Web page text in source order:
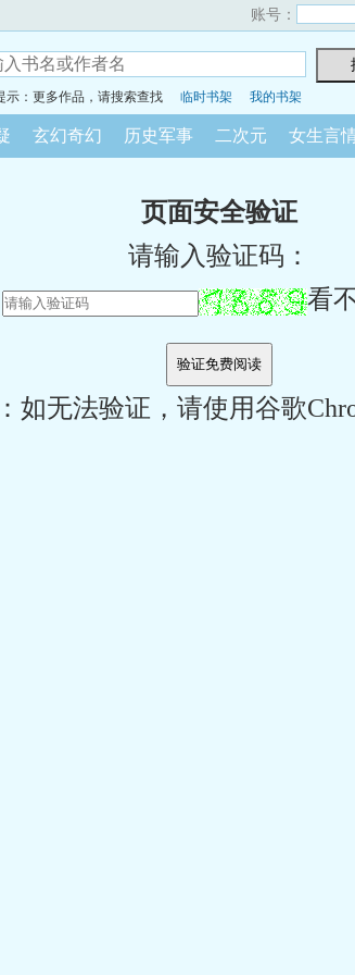
账号：
示：更多作品，请搜索查找 临时书架 我的书架
玄幻奇幻 历史军事 二次元 女生言
页面安全验证
请输入验证码：
看
如无法验证，请使用谷歌